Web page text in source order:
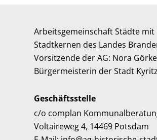
Arbeitsgemeinschaft Städte
Stadtkernen des Landes
Vorsitzende der AG: Nora
Bürgermeisterin der Stadt Kyritz
Geschäftsstelle
c/o complan
Voltaireweg 4, 14469 Potsdam